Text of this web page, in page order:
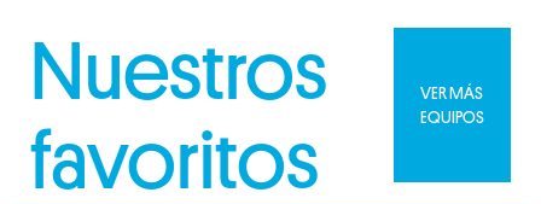
Nuestros
favoritos
VER MÁS
EQUIPOS